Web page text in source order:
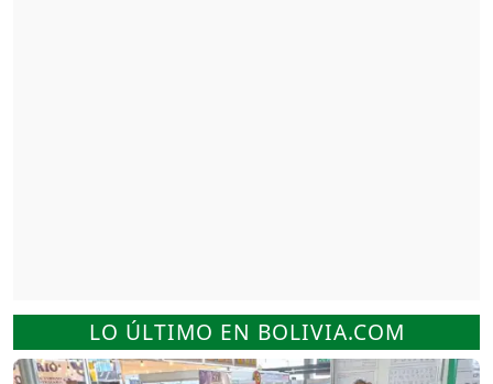
LO ÚLTIMO EN BOLIVIA.COM